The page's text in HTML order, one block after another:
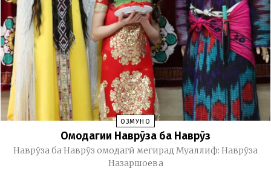
ОЗМУНҲО
Омодагии Наврӯза ба Наврӯз
Наврӯза ба Наврӯз омодагӣ мегирад Муаллиф: Наврӯза
Назаршоева